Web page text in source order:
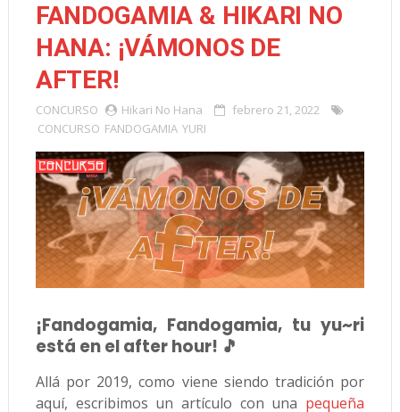
FANDOGAMIA & HIKARI NO
HANA: ¡VÁMONOS DE
AFTER!
CONCURSO Hikari No Hana
febrero 21, 2022
CONCURSO FANDOGAMIA YURI
¡Fandogamia, Fandogamia, tu yu~ri
está en el after hour! 🎵
Allá por 2019, como viene siendo tradición por
aquí, escribimos un artículo con una pequeña